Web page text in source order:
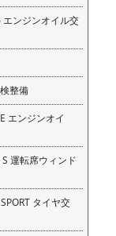
ンジンオイル交
整備
エンジンオイ
運転席ウィンド
タイヤ交